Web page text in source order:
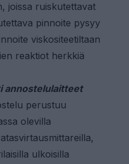
joissa ruiskutettavat
pinnoite pysyy
viskositeetiltaan
reaktiot herkkiä
annostelulaitteet
perustuu
olevilla
ulkoisilla